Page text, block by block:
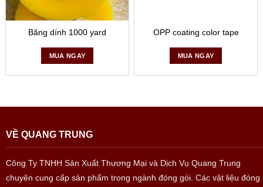
Băng dính 1000 yard
MUA NGAY
OPP coating color tape
MUA NGAY
VỀ QUANG TRUNG
Công Ty TNHH Sản Xuất Thương Mại và Dịch Vụ Quang Trung
chuyên cung cấp sản phẩm trong ngành đóng gói. Các vật liệu đóng